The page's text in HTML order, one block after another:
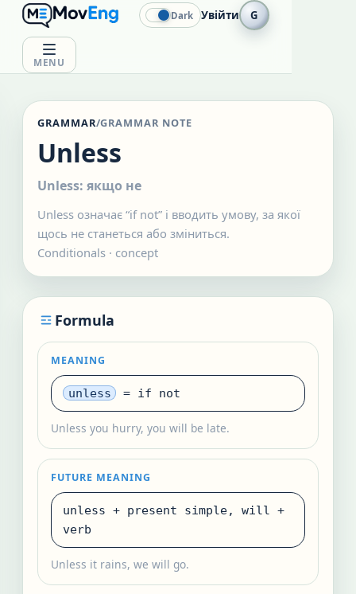
MENU
Dark Увійти G
GRAMMAR/GRAMMAR NOTE
Unless
Unless: якщо не
Unless означає “if not” і вводить умову, за якої
щось не станеться або зміниться.
Conditionals · concept
Formula
MEANING
unless = if not
Unless you hurry, you will be late.
FUTURE MEANING
unless + present simple, will +
verb
Unless it rains, we will go.